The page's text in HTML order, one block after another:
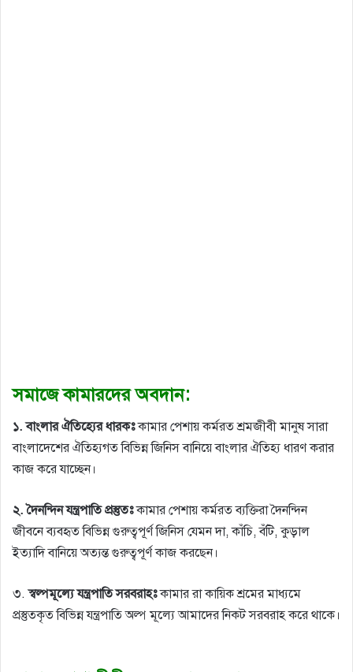
সমাজে কামারদের অবদান:
১. বাংলার ঐতিহ্যের ধারকঃকামার পেশায় কর্মরত শ্রমজীবী মানুষ সারা
বাংলাদেশের ঐতিহ্যগত বিভিন্ন জিনিস বানিয়ে বাংলার ঐতিহ্য ধারণ করার
কাজ করে যাচ্ছেন।
২. দৈনন্দিন যন্ত্রপাতি প্রস্তুতঃকামার পেশায় কর্মরত ব্যক্তিরা দৈনন্দিন
জীবনে ব্যবহৃত বিভিন্ন গুরুত্বপূর্ণ জিনিস যেমনদা, কাঁচি, বঁটি, কুড়াল
ইত্যাদি বানিয়ে অত্যন্ত গুরুত্বপূর্ণ কাজ করছেন।
৩.স্বল্পমূল্যে যন্ত্রপাতি সরবরাহঃকামার রা কায়িক শ্রমের মাধ্যমে
প্রস্তুতকৃত বিভিন্ন যন্ত্রপাতি অল্প মূল্যে আমাদের নিকট সরবরাহ করে থাকে।